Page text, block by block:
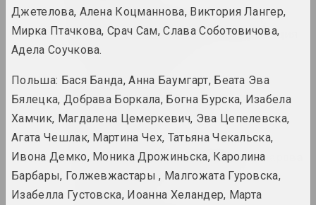
Ассоциация творческой
интеллигенции (Ассоциация
Аркадий Астапович
художник, преподаватель
Зинаида Астапович-Бочарова
художница, преподавательница
Джетелова, Алена Коцманнова, Виктория Лангер,
Мирка Птачкова, Срач Сам, Слава Соботовичова,
Адела Соучкова.
Польша: Бася Банда, Анна Баумгарт, Беата Эва
Бялецка, Добрава Боркала, Богна Бурска, Изабела
Хамчик, Магдалена Цемеркевич, Эва Цепелевска,
Агата Чешлак, Мартина Чех, Татьяна Чекальска,
Ивона Демко, Моника Дрожиньска, Каролина
Барбары, Голжевжастары , Малгожата Гуровска,
Изабелла Густовска, Иоанна Хеландер, Марта